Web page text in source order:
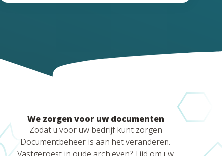
We zorgen voor uw documenten
Zodat u voor uw bedrijf kunt zorgen
Documentbeheer is aan het veranderen.
Vastgeroest in oude archieven? Tijd om uw